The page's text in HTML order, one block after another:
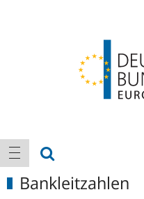
Hauptnavigation
Navigation anzeigen
Bankleitzahlen